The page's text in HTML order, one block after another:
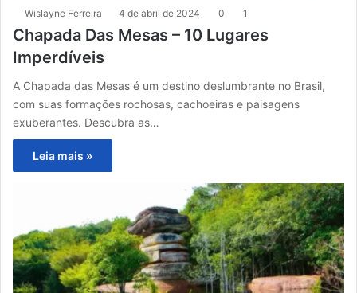
Wislayne Ferreira 4 de abril de 2024 0 1
Chapada Das Mesas – 10 Lugares
Imperdíveis
A Chapada das Mesas é um destino deslumbrante no Brasil,
com suas formações rochosas, cachoeiras e paisagens
exuberantes. Descubra as…
Leia mais »